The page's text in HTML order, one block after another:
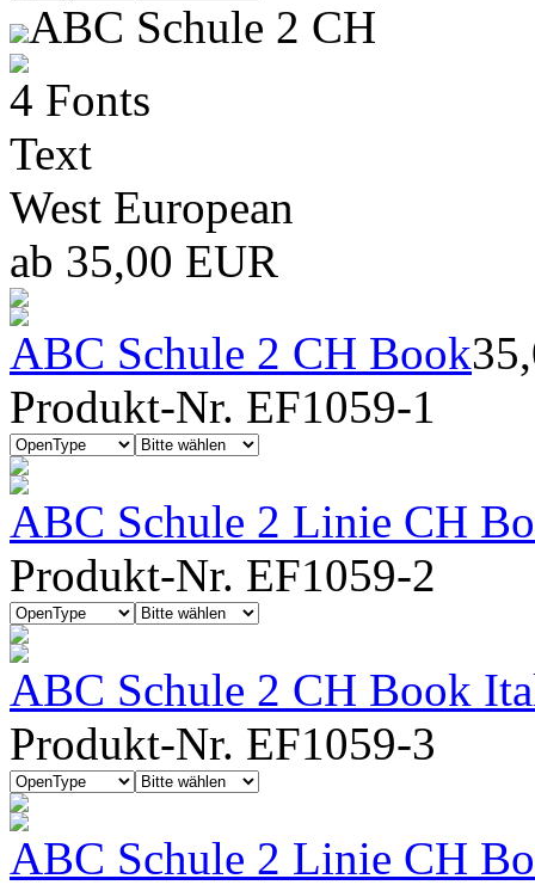
ABC Schule 2 CH
4 Fonts
Text
West European
ab 35,00 EUR
ABC Schule 2 CH Book
Produkt-Nr. EF1059-1
ABC Schule 2 Linie CH
Produkt-Nr. EF1059-2
ABC Schule 2 CH Book
Produkt-Nr. EF1059-3
ABC Schule 2 Linie CH